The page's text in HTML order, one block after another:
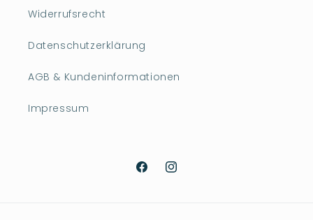
Widerrufsrecht
Datenschutzerklärung
AGB & Kundeninformationen
Impressum
FacebookInstagram